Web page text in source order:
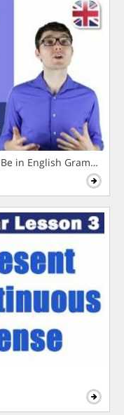
in English Grammar